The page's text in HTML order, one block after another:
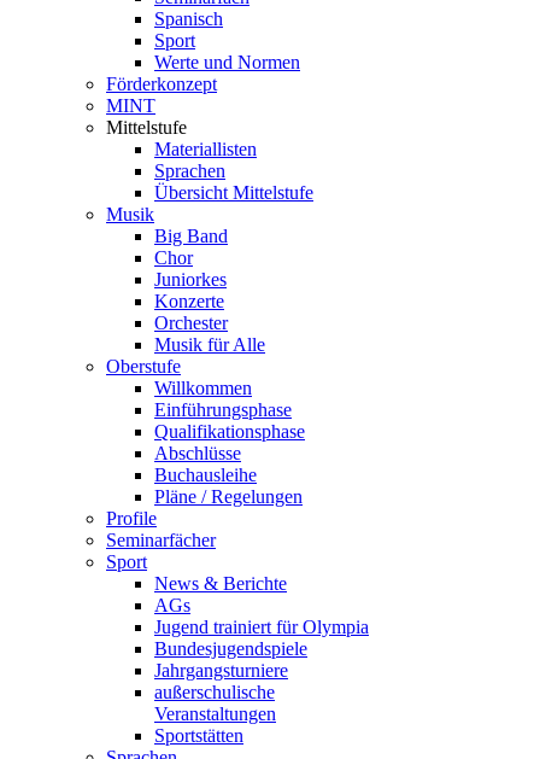
Spanisch
Sport
Werte und Normen
Förderkonzept
MINT
Mittelstufe
Materiallisten
Sprachen
Übersicht Mittelstufe
Musik
Big Band
Chor
Juniorkes
Konzerte
Orchester
Musik für Alle
Oberstufe
Willkommen
Einführungsphase
Qualifikationsphase
Abschlüsse
Buchausleihe
Pläne / Regelungen
Profile
Seminarfächer
Sport
News & Berichte
AGs
Jugend trainiert für Olympia
Bundesjugendspiele
Jahrgangsturniere
außerschulische
Veranstaltungen
Sportstätten